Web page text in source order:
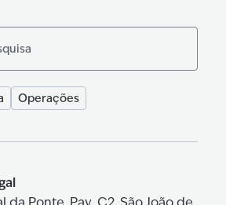
Operações